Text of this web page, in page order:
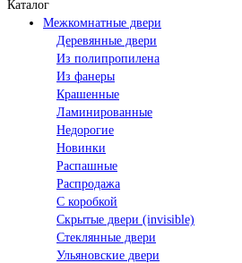
Каталог
Межкомнатные двери
Деревянные двери
Из полипропилена
Из фанеры
Крашенные
Ламинированные
Недорогие
Новинки
Распашные
Распродажа
С коробкой
Скрытые двери (invisible)
Стеклянные двери
Ульяновские двери